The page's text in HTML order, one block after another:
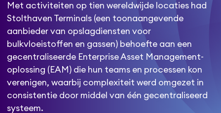
Met activiteiten op tien wereldwijde locaties had
Stolthaven Terminals (een toonaangevende
aanbieder van opslagdiensten voor
bulkvloeistoffen en gassen) behoefte aan een
gecentraliseerde Enterprise Asset Management-
oplossing (EAM) die hun teams en processen kon
verenigen, waarbij complexiteit werd omgezet in
consistentie door middel van één gecentraliseerd
systeem.